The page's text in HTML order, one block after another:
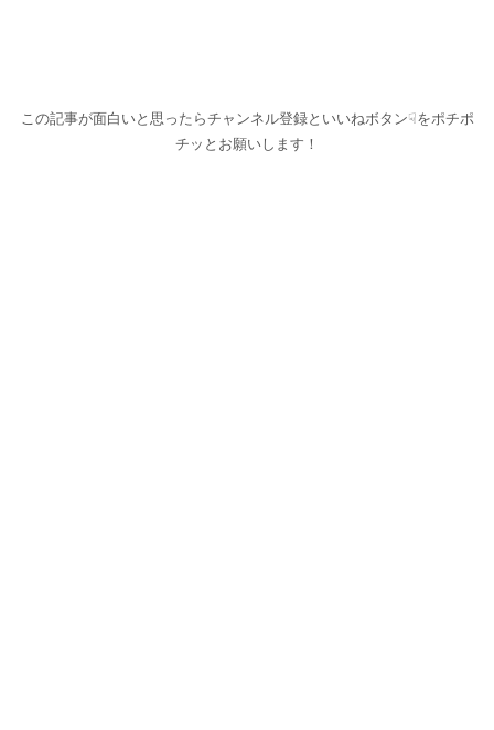
この記事が面白いと思ったらチャンネル登録といいねボタン☟をポチポ
チッとお願いします！